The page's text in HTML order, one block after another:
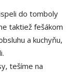
do tomboly
taktiež fešákom
a kuchyňu,
tešíme na